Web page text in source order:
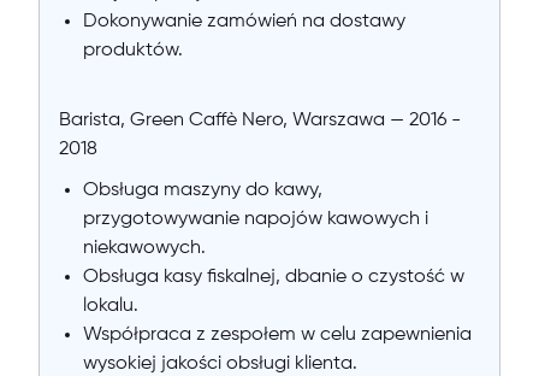
Dokonywanie zamówień na dostawy
produktów.
Barista, Green Caffè Nero, Warszawa — 2016 -
2018
Obsługa maszyny do kawy,
przygotowywanie napojów kawowych i
niekawowych.
Obsługa kasy fiskalnej, dbanie o czystość w
lokalu.
Współpraca z zespołem w celu zapewnienia
wysokiej jakości obsługi klienta.